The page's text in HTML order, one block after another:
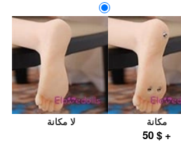
لا مكانة مكانة
+ $ 50